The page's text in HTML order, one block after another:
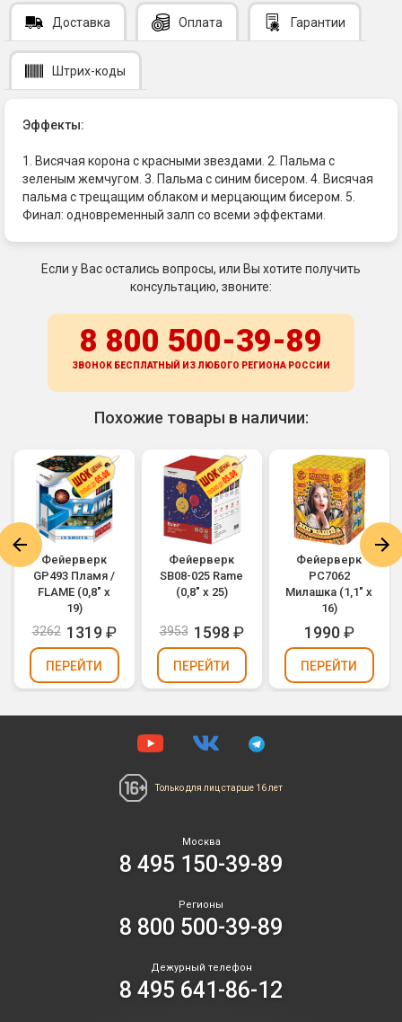
Доставка Оплата Гарантии
Штрих-коды
Эффекты:
1. Висячая корона с красными звездами. 2. Пальма с
зеленым жемчугом. 3. Пальма с синим бисером. 4. Висячая
пальма с трещащим облаком и мерцающим бисером. 5.
Финал: одновременный залп со всеми эффектами.
Если у Вас остались вопросы, или Вы хотите получить
консультацию, звоните:
8 800 500-39-89
ЗВОНОК БЕСПЛАТНЫЙ ИЗ ЛЮБОГО РЕГИОНА РОССИИ
Похожие товары в наличии:
Фейерверк
GP493 Пламя /
FLAME (0,8" х
19)
3262 1319₽
ПЕРЕЙТИ
Фейерверк
SB08-025 Rame
(0,8" х 25)
3953 1598 ₽
ПЕРЕЙТИ
Фейерверк
РС7062
Милашка (1,1" х
16)
1990₽
ПЕРЕЙТИ
Только для лиц старше 16 лет
Москва
8 495 150-39-89
Регионы
8 800 500-39-89
Дежурный телефон
8 495 641-86-12